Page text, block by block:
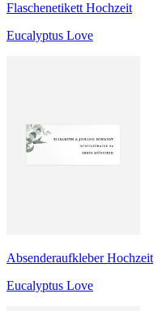
Flaschenetikett Hochzeit
Eucalyptus Love
Absenderaufkleber Hochzeit
Eucalyptus Love